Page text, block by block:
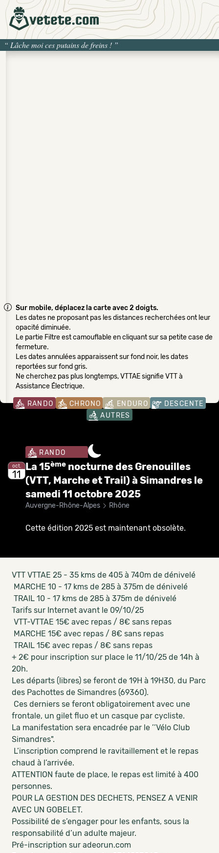
“ Lâche moi ces putains de freins ! ”
Sur mobile, déplacez la carte avec 2 doigts.
Les dates ne proposant pas les distances recherchées ont leur
opacité diminuée.
Le partie Filtre est camouflable en cliquant sur sa petite case de
fermeture.
Les dates annulées apparaissent sur fond noir, les dates
reportées sur fond gris.
Ne cherchez pas plus longtemps, VTTAE signifie VTT à
Assistance Électrique.
RANDO CHRONO ENDURO
DESCENTE
AUTRES
oct.
11
RANDO
La 15ème nocturne des Grenouilles
(VTT, Marche et Trail) à Simandres le
samedi 11 octobre 2025
Auvergne-Rhône-Alpes Rhône
Cette édition 2025 est maintenant obsolète.
VTT VTTAE 25 - 35 kms de 405 à 740m de dénivelé
MARCHE 10 - 17 kms de 285 à 375m de dénivelé
TRAIL 10 - 17 kms de 285 à 375m de dénivelé
Tarifs sur Internet avant le 09/10/25
VTT-VTTAE 15€ avec repas / 8€ sans repas
MARCHE 15€ avec repas / 8€ sans repas
TRAIL 15€ avec repas / 8€ sans repas
+ 2€ pour inscription sur place le 11/10/25 de 14h à
20h.
Les départs (libres) se feront de 19H à 19H30, du Parc
des Pachottes de Simandres (69360).
Ces derniers se feront obligatoirement avec une
frontale, un gilet fluo et un casque par cycliste.
La manifestation sera encadrée par le ’’Vélo Club
Simandres".
L’inscription comprend le ravitaillement et le repas
chaud à l’arrivée.
ATTENTION faute de place, le repas est limité à 400
personnes.
POUR LA GESTION DES DECHETS, PENSEZ A VENIR
AVEC UN GOBELET.
Possibilité de s’engager pour les enfants, sous la
responsabilité d’un adulte majeur.
Pré-inscription sur adeorun.com